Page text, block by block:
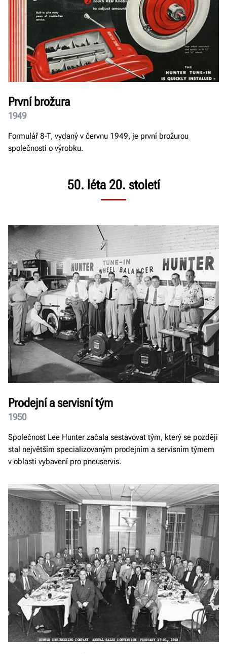
První brožura
1949
Formulář 8-T, vydaný v červnu 1949, je první brožurou
společnosti o výrobku.
50. léta 20. století
Prodejní a servisní tým
1950
Společnost Lee Hunter začala sestavovat tým, který se později
stal největším specializovaným prodejním a servisním týmem
v oblasti vybavení pro pneuservis.